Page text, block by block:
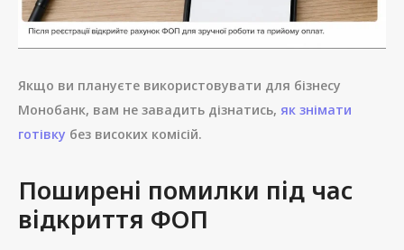
Якщо ви плануєте використовувати для бізнесу
Монобанк, вам не завадить дізнатись, як знімати
готівку без високих комісій.
Поширені помилки під час
відкриття ФОП